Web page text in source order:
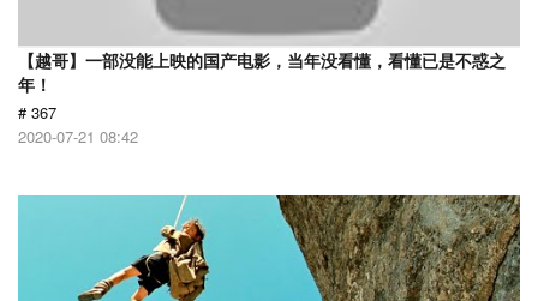
【越哥】一部没能上映的国产电影，当年没看懂，看懂已是不惑之
年！
# 367
2020-07-21 08:42